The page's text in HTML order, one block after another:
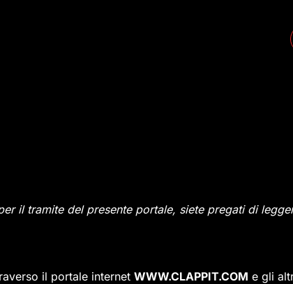
il tramite del presente portale, siete pregati di
il portale internet WWW.CLAPPIT.COM e gli